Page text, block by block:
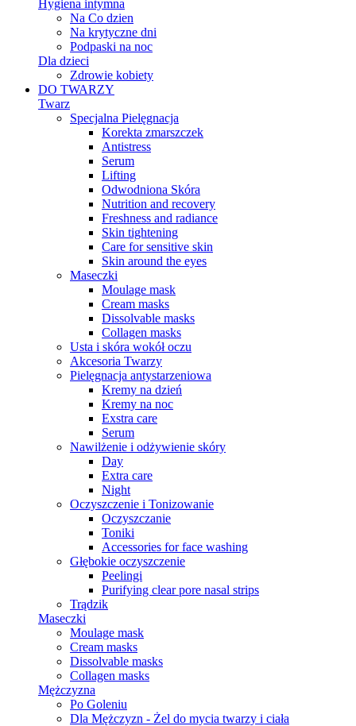
Hygiena intymna
Na Co dzien
Na krytyczne dni
Podpaski na noc
Dla dzieci
Zdrowie kobiety
DO TWARZY
Twarz
Specjalna Pielęgnacja
Korekta zmarszczek
Antistress
Serum
Lifting
Odwodniona Skóra
Nutrition and recovery
Freshness and radiance
Skin tightening
Care for sensitive skin
Skin around the eyes
Maseczki
Moulage mask
Cream masks
Dissolvable masks
Collagen masks
Usta i skóra wokół oczu
Akcesoria Twarzy
Pielęgnacja antystarzeniowa
Kremy na dzień
Kremy na noc
Exstra care
Serum
Nawilżenie i odżywienie skóry
Day
Extra care
Night
Oczyszczenie i Tonizowanie
Oczyszczanie
Toniki
Accessories for face washing
Głębokie oczyszczenie
Peelingi
Purifying clear pore nasal strips
Trądzik
Maseczki
Moulage mask
Cream masks
Dissolvable masks
Collagen masks
Mężczyzna
Po Goleniu
Dla Mężczyzn - Żel do mycia twarzy i ciała